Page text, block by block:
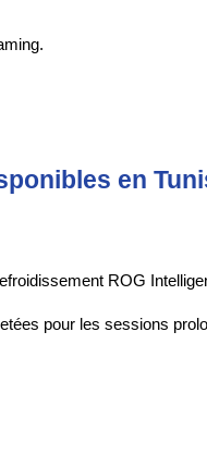
en
ROG
pour les sessions